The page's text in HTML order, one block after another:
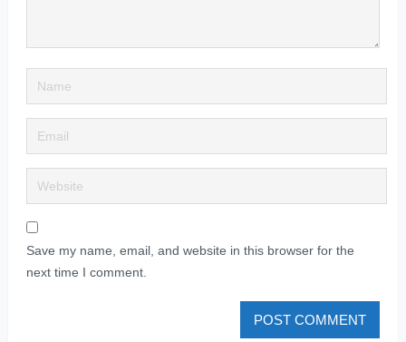
Save my name, email, and website in this browser for the
next time I comment.